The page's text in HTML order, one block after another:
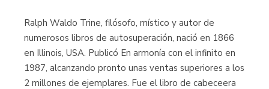
Ralph Waldo Trine, filósofo, místico y autor de
numerosos libros de autosuperación, nació en 1866
en Illinois, USA. Publicó En armonía con el infinito en
1987, alcanzando pronto unas ventas superiores a los
2 millones de ejemplares. Fue el libro de cabeceera